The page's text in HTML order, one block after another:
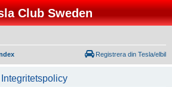
Club Sweden
Registrera din Tesla/elbil